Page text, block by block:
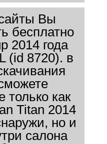
Вы
бесплатно
2014 года
(id 8720). в
только как
Titan 2014
но и
салона